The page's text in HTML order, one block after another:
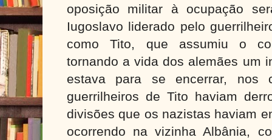
oposição militar à ocupação
Iugoslavo liderado pelo
como Tito, que assumiu o
tornando a vida dos alemães um
estava para se encerrar, nos
guerrilheiros de Tito haviam
divisões que os nazistas haviam
ocorrendo na vizinha Albânia,